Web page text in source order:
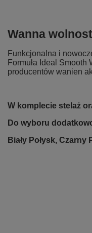
Wanna
Funkcjonalna i
Formuła Ideal
producentów wanien
W komplecie stelaż
Do wyboru
Biały Połysk, Czarny